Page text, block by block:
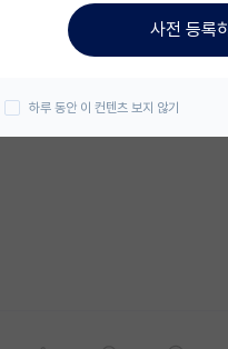
사전 등록
하루 동안 이 컨텐츠 보지 않기